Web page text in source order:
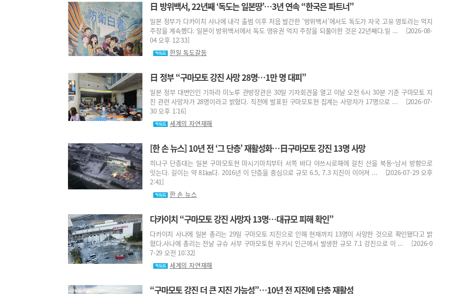
日 방위백서, 22년째 ‘독도는 일본땅’…3년 연속 “한국은 파트너”
일본 정부가 다카이치 사나에 내각 출범 이후 처음 발간한 ‘방위백서’에서도 독도가 자국 고유 영토라는 억지
주장을 계속했다. 일본이 방위백서에서 독도 영유권 억지 주장을 되풀이한 것은 22년째다.일 ... [2026-08-
04 오후 12:33]
한일 독도갈등
日 정부 “구마모토 강진 사망 28명…1만 명 대피”
일본 정부 대변인인 기하라 미노루 관방장관은 30일 기자회견을 열고 이날 오전 6시 30분 기준 구마모토 지
진 관련 사망자가 28명이라고 밝혔다. 직전에 발표된 구마모토현 집계는 사망자가 17명으로 ... [2026-07-
30 오후 1:16]
세계의 자연재해
[한 손 뉴스] 10년 전 ‘그 단층’ 재활성화…日구마모토 강진 13명 사망
히나구 단층대는 일본 구마모토현 마시기마치부터 서쪽 바다 야쓰시로해에 걸친 산을 북동~남서 방향으로
잇는다. 길이는 약 81㎞다. 2016년 이 단층을 중심으로 규모 6.5, 7.3 지진이 이어져 ... [2026-07-29 오후
2:41]
한 손 뉴스
다카이치 “구마모토 강진 사망자 13명…대규모 피해 확인”
다카이치 사나에 일본 총리는 29일 구마모토 지진으로 인해 현재까지 13명이 사망한 것으로 확인됐다고 밝
혔다.사나에 총리는 전날 규슈 서부 구마모토현 우키시 인근에서 발생한 규모 7.1 강진으로 이 ... [2026-0
7-29 오전 10:32]
세계의 자연재해
“구마모토 강진 더 큰 지진 가능성”…10년 전 지진에 단층 재활성